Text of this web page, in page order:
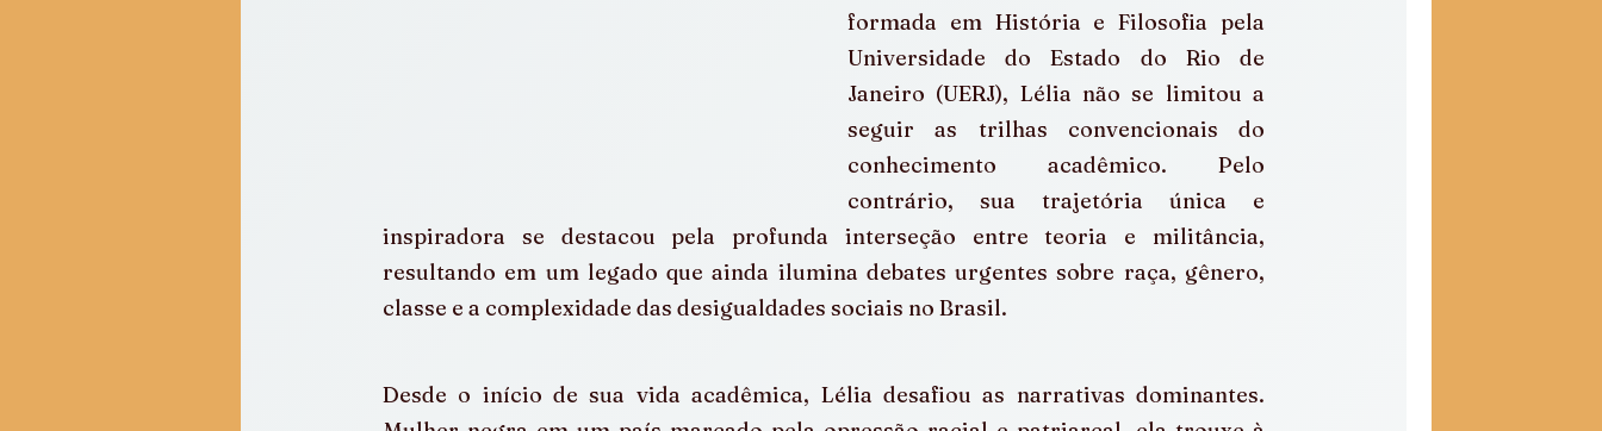
formada em História e Filosofia pela
Universidade do Estado do Rio de
Janeiro (UERJ), Lélia não se limitou a
seguir as trilhas convencionais do
conhecimento acadêmico. Pelo
contrário, sua trajetória única e
inspiradora se destacou pela profunda interseção entre teoria e militância,
resultando em um legado que ainda ilumina debates urgentes sobre raça, gênero,
classe e a complexidade das desigualdades sociais no Brasil.
Desde o início de sua vida acadêmica, Lélia desafiou as narrativas dominantes.